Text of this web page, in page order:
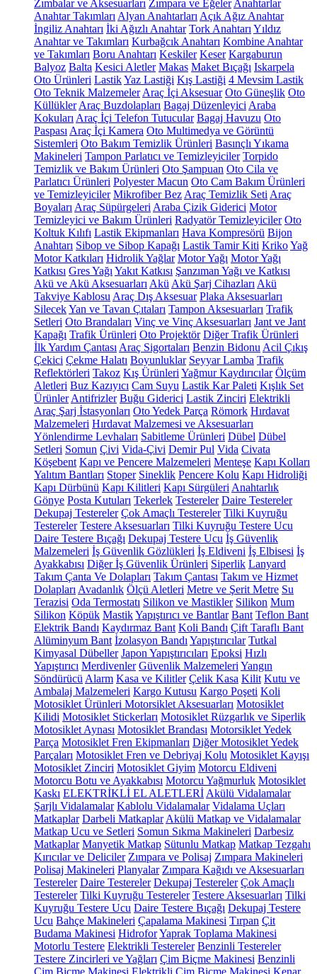
Zımbalar ve Aksesuarları Zımpara ve Eğeler Anahtarlar
Anahtar Takımları Alyan Anahtarları Açık Ağız Anahtar
İngiliz Anahtarı İki Ağızlı Anahtar Tork Anahtarı Yıldız
Anahtar ve Takımları Kurbağcık Anahtarı Kombine Anahtar
ve Takımları Boru Anahtarı Keskiler Keser Kargaburun
Balyoz Balta Kesici Aletler Makas Maket Bıçağı Iskarpela
Oto Ürünleri LastikYaz Lastiği Kış Lastiği 4 Mevsim Lastik
Oto Teknik Malzemeler Araç İçi Aksesuar Oto Güneşlik Oto
Küllükler Araç Buzdolapları Bagaj Düzenleyici Araba
Kokuları Araç İçi Telefon Tutucular Bagaj Havuzu Oto
Paspası Araç İçi Kamera Oto Multimedya ve Görüntü
Sistemleri Oto Bakım Temizlik Ürünleri Basınçlı Yıkama
Makineleri Tampon Parlatıcı ve Temizleyiciler Torpido
Temizlik ve Bakım Ürünleri Oto Şampuan Oto Cila ve
Parlatıcı Ürünleri Polyester Macun Oto Cam Bakım Ürünleri
ve Temizleyiciler Mikrofiber Bez Araç Temizlik Seti Araç
Boyaları Araç Süpürgeleri Araba Çizik Giderici Motor
Temizleyici ve Bakım Ürünleri Radyatör Temizleyiciler Oto
Koltuk Kılıfı Lastik Ekipmanları Hava Kompresörü Bijon
Anahtarı Sibop ve Sibop Kapağı Lastik Tamir Kiti KrikoYağ
Motor Katkıları Hidrolik Yağlar Motor Yağı Motor Yağı
Katkısı Gres Yağı Yakıt Katkısı Şanzıman Yağı ve Katkısı
Akü ve Akü Aksesuarları Akü Akü Şarj Cihazları Akü
Takviye Kablosu Araç Dış Aksesuar Plaka Aksesuarları
SilecekYan ve Tavan Çıtaları Tampon Aksesuarları Trafik
Setleri Oto Brandaları Vinç ve Vinç Aksesuarları Jant ve Jant
Kapağı Trafik Ürünleri Oto Projektör Diğer Trafik Ürünleri
İlk Yardım Çantası Araç Sigortaları Benzin Bidonu Acil Çıkış
Çekici Çekme Halatı Boyunluklar Seyyar Lamba Trafik
Reflektörleri Takoz Kış Ürünleri Yağmur Kaydırıcılar Ölçüm
Aletleri Buz Kazıyıcı Cam Suyu Lastik Kar Paleti Kışlık Set
Ürünler Antifrizler Buğu Giderici Lastik Zinciri Elektrikli
Araç Şarj İstasyonları Oto Yedek Parça Römork Hırdavat
Malzemeleri Hırdavat Malzemesi ve Aksesuarları
Yönlendirme Levhaları Sabitleme Ürünleri Dübel Dübel
Setleri Somun Çivi Vida-Çivi Demir Pul Vida Civata
Köşebent Kapı ve Pencere Malzemeleri Menteşe Kapı Kolları
Yalıtım Bantları Stoper Sineklik Pencere Kolu Kapı Hidroliği
Kapı Dürbünü Kapı Kilitleri Kapı Sürgüleri Anahtarlık
Gönye Posta Kutuları Tekerlek Testereler Daire Testereler
Dekupaj Testereler Çok Amaçlı Testereler Tilki Kuyruğu
Testereler Testere Aksesuarları Tilki Kuyruğu Testere Ucu
Daire Testere Bıçağı Dekupaj Testere Ucu İş Güvenlik
Malzemeleri İş Güvenlik Gözlükleri İş Eldiveni İş Elbisesi İş
Ayakkabısı Diğer İş Güvenlik Ürünleri Siperlik Lanyard
Takım Çanta Ve Dolapları Takım Çantası Takım ve Hizmet
Dolapları Avadanlık Ölçü Aletleri Metre ve Şerit Metre Su
Terazisi Oda Termostatı Silikon ve Mastikler Silikon Mum
Silikon Köpük MastikYapıştırıcı ve Bantlar Bant Teflon Bant
Elektrik Bandı Kaydırmaz Bant Koli Bandı Çift Taraflı Bant
Alüminyum Bant İzolasyon Bandı Yapıştırıcılar Tutkal
Kimyasal Dübeller Japon Yapıştırıcıları Epoksi Hızlı
Yapıştırıcı Merdivenler Güvenlik Malzemeleri Yangın
Söndürücü Alarm Kasa ve Kilitler Çelik Kasa Kilit Kutu ve
Ambalaj Malzemeleri Kargo Kutusu Kargo Poşeti Koli
Motosiklet Ürünleri Motorsiklet Aksesuarları Motosiklet
Kilidi Motosiklet Stickerları Motosiklet Rüzgarlık ve Siperlik
Motosiklet Aynası Motosiklet Brandası Motorsiklet Yedek
Parça Motosiklet Fren Ekipmanları Diğer Motosiklet Yedek
Parçaları Motosiklet Fren ve Debriyaj Kolu Motosiklet Kayışı
Motosiklet Zinciri Motosiklet Giyim Motorcu Eldiveni
Motorcu Botu ve Ayakkabısı Motorcu Yağmurluk Motosiklet
Kaskı ELEKTRİKLİ EL ALETLERİ Akülü Vidalamalar
Şarjlı Vidalamalar Kablolu Vidalamalar Vidalama Uçları
Matkaplar Darbeli Matkaplar Akülü Matkap ve Vidalamalar
Matkap Ucu ve Setleri Somun Sıkma Makineleri Darbesiz
Matkaplar Manyetik Matkap Sütunlu Matkap Matkap Tezgahı
Kırıcılar ve Deliciler Zımpara ve Polisaj Zımpara Makineleri
Polisaj Makineleri Planyalar Zımpara Kağıdı ve Aksesuarları
Testereler Daire Testereler Dekupaj Testereler Çok Amaçlı
Testereler Tilki Kuyruğu Testereler Testere Aksesuarları Tilki
Kuyruğu Testere Ucu Daire Testere Bıçağı Dekupaj Testere
Ucu Bahçe Makineleri Çapalama Makinesi Tırpan Çit
Budama Makinesi HidroforYaprak Toplama Makinesi
Motorlu Testere Elektrikli Testereler Benzinli Testereler
Testere Zincirleri ve Yağları Çim Biçme Makinesi Benzinli
Çim Biçme Makinesi Elektrikli Çim Biçme Makinesi Kenar